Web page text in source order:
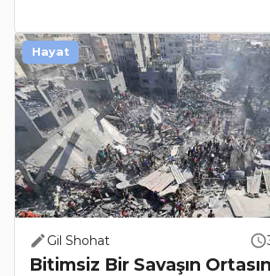
Gil Shohat
Bitimsiz Bir Savaşın
Hayat